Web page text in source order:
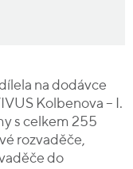
na dodávce
Kolbenova – I.
s celkem 255
rozvaděče,
do